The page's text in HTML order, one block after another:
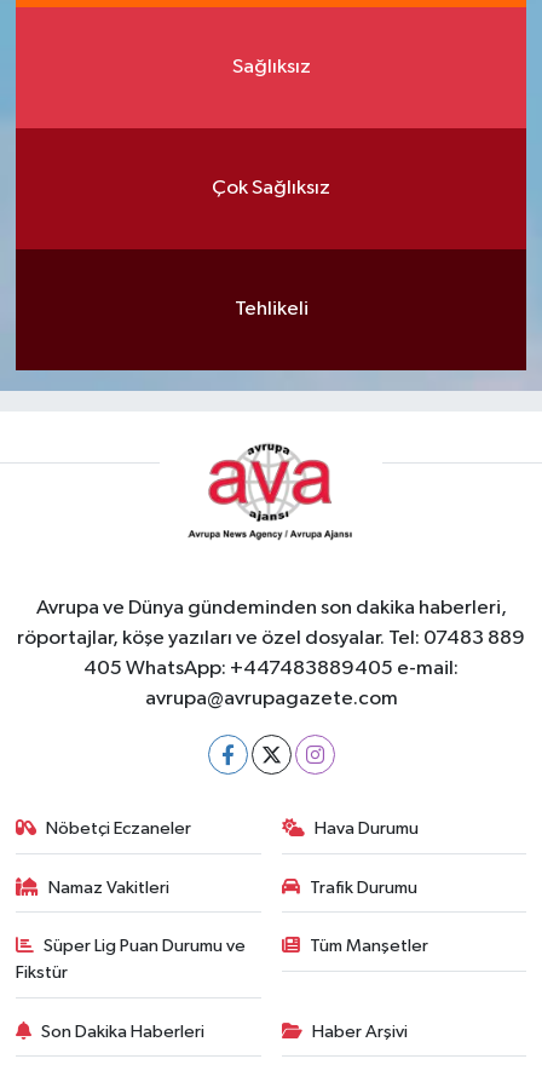
Sağlıksız
Çok Sağlıksız
Tehlikeli
Avrupa ve Dünya gündeminden son dakika haberleri,
röportajlar, köşe yazıları ve özel dosyalar. Tel: 07483 889
405 WhatsApp: +447483889405 e-mail:
avrupa@avrupagazete.com
Nöbetçi Eczaneler Hava Durumu
Namaz Vakitleri Trafik Durumu
Süper Lig Puan Durumu ve
Fikstür
Tüm Manşetler
Son Dakika Haberleri Haber Arşivi